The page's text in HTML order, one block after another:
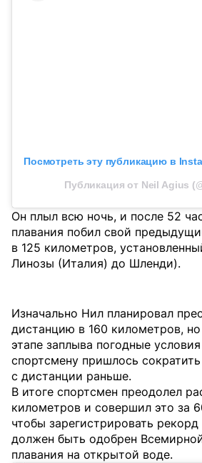
Посмотреть эту публикацию в
Публикация от Neil Agius
Он плыл всю ночь, и после 52
плавания побил свой
в 125 километров,
Линозы (Италия) до Шленди).
Изначально Нил планировал
дистанцию в 160 километров,
этапе заплыва погодные
спортсмену пришлось
с дистанции раньше.
В итоге спортсмен преодолел
километров и совершил это за
чтобы зарегистрировать
должен быть одобрен
плавания на открытой воде.